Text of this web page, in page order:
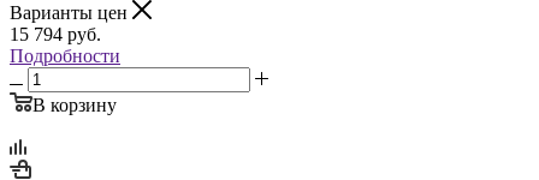
Варианты цен
15 794 руб.
Подробности
В корзину